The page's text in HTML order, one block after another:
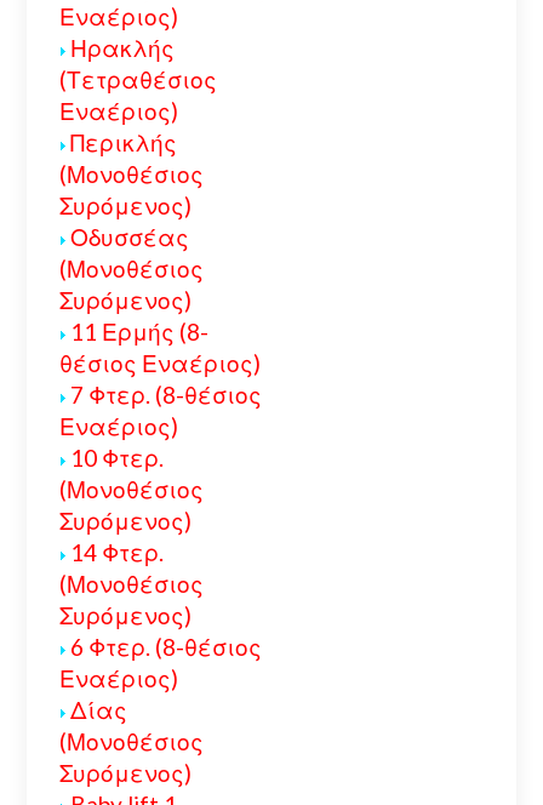
Εναέριος)
Ηρακλής
(Τετραθέσιος
Εναέριος)
Περικλής
(Μονοθέσιος
Συρόμενος)
Οδυσσέας
(Μονοθέσιος
Συρόμενος)
11 Ερμής (8-
θέσιος Εναέριος)
7 Φτερ. (8-θέσιος
Εναέριος)
10 Φτερ.
(Μονοθέσιος
Συρόμενος)
14 Φτερ.
(Μονοθέσιος
Συρόμενος)
6 Φτερ. (8-θέσιος
Εναέριος)
Δίας
(Μονοθέσιος
Συρόμενος)